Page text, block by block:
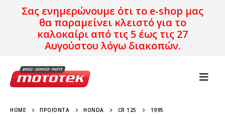
Σας ενημερώνουμε ότι το e-shop μας
θα παραμείνει κλειστό για το
καλοκαίρι από τις 5 έως τις 27
Αυγούστου λόγω διακοπών.
HOME ΠΡΟΪΌΝΤΑ HONDA CR 125 1995